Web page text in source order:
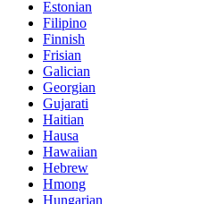
Estonian
Filipino
Finnish
Frisian
Galician
Georgian
Gujarati
Haitian
Hausa
Hawaiian
Hebrew
Hmong
Hungarian